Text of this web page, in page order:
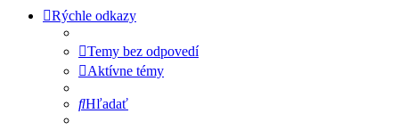
Rýchle odkazy
Temy bez odpovedí
Aktívne témy
Hľadať